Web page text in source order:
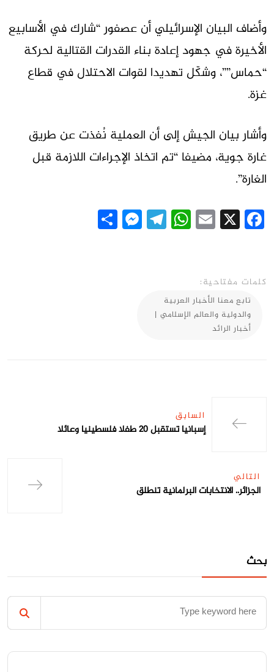
وأضاف البيان الإسرائيلي أن عصفور “شارك في الأسابيع
الأخيرة في جهود إعادة بناء القدرات القتالية لحركة
“حماس””، وشكّل تهديدا لقوات الاحتلال في قطاع
غزة.
وأشار بيان الجيش إلى أن العملية نُفذت عن طريق
غارة جوية، مضيفا “تم اتخاذ الإجراءات اللازمة قبل
الغارة”.
Facebook
X
Email
WhatsApp
Telegram
Messenger
كلمات مفتاحية:
تابع معنا الأخبار العربية
والدولية والعالم الإسلامي |
أخبار الرائد
السابق
إسبانيا تستقبل 20 طفلا فلسطينيا وعائلا
التالي
الجزائر.. الانتخابات البرلمانية تنطلق
بحث